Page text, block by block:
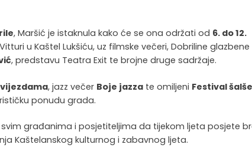
, Maršić je istaknula kako će se ona održati od 6. do 12.
u Kaštel Lukšiću, uz filmske večeri, Dobriline glazbene
, predstavu Teatra Exit te brojne druge sadržaje.
, jazz večer Boje jazza te omiljeni Festival
ponudu grada.
građanima i posjetiteljima da tijekom ljeta posjete
Kaštelanskog kulturnog i zabavnog ljeta.